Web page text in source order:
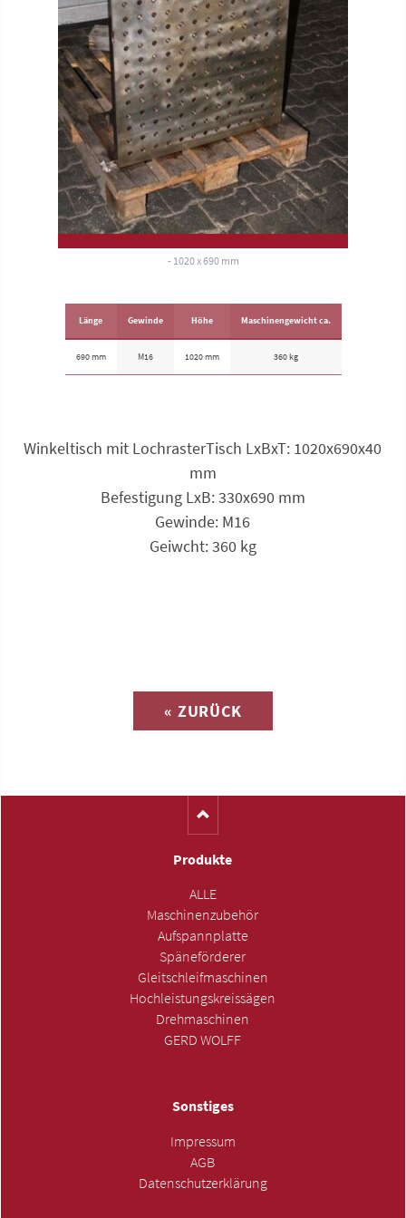
- 1020 x 690 mm
Länge
690 mm
Gewinde
M16
Höhe
1020 mm
Maschinengewicht ca.
360 kg
Winkeltisch mit LochrasterTisch LxBxT: 1020x690x40
mm
Befestigung LxB: 330x690 mm
Gewinde: M16
Geiwcht: 360 kg
« ZURÜCK
Produkte
ALLE
Maschinenzubehör
Aufspannplatte
Späneförderer
Gleitschleifmaschinen
Hochleistungskreissägen
Drehmaschinen
GERD WOLFF
Sonstiges
Impressum
AGB
Datenschutzerklärung